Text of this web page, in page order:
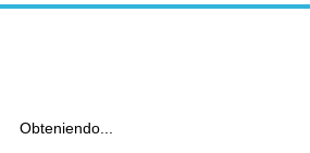
Obteniendo...